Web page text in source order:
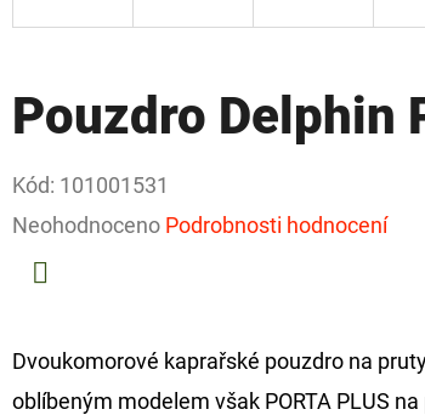
Pouzdro Delphin
Kód: 101001531
Průměrné
hodnocení
Neohodnoceno Podrobnosti hodnocení
Dvoukomorové kaprařské pouzdro na
oblíbeným modelem však PORTA PLUS